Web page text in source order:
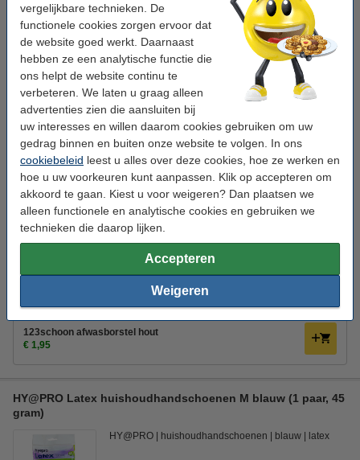
vergelijkbare technieken. De
functionele cookies zorgen ervoor dat
de website goed werkt. Daarnaast
hebben ze een analytische functie die
ons helpt de website continu te
verbeteren. We laten u graag alleen
advertenties zien die aansluiten bij
uw interesses en willen daarom cookies gebruiken om uw
gedrag binnen en buiten onze website te volgen. In ons
cookiebeleid leest u alles over deze cookies, hoe ze werken en
hoe u uw voorkeuren kunt aanpassen. Klik op accepteren om
akkoord te gaan. Kiest u voor weigeren? Dan plaatsen we
alleen functionele en analytische cookies en gebruiken we
technieken die daarop lijken.
Accepteren
Weigeren
HY@PRO huishoudhandschoenen blauw latex
Bekijk de specificaties en omschrijving
Direct leverbaar
Morgen in huis
€ 1,50
Winstpakker! 9+1 gratis
Aanbieding: 10x HY@PRO Latex huishoudhandschoenen S
blauw (1 paar, 45 gram)
€ 13,50
Tip: meebestellen
123schoon schuurspons (10 stuks)
123schoon afwasmiddel Pink Sensation (500 ml)
€ 1,95
123schoon afwasborstel hout
€ 1,95
HY@PRO Latex huishoudhandschoenen M blauw (1 paar, 45
gram)
HY@PRO huishoudhandschoenen blauw latex